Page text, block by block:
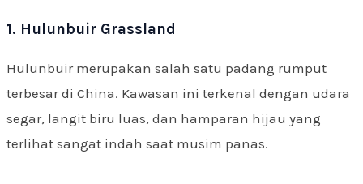
1. Hulunbuir Grassland
Hulunbuir merupakan salah satu padang rumput
terbesar di China. Kawasan ini terkenal dengan udara
segar, langit biru luas, dan hamparan hijau yang
terlihat sangat indah saat musim panas.